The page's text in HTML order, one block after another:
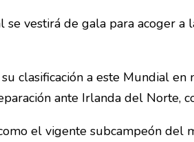
se vestirá de gala para acoger
clasificación a este Mundial
ante Irlanda del Norte,
el vigente subcampeón